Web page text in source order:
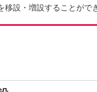
設・増設することがで